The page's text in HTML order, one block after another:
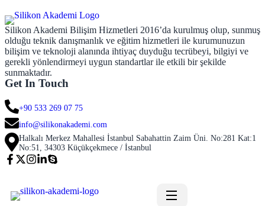
Silikon Akademi Bilişim Hizmetleri 2016’da kurulmuş olup, sunmuş
olduğu teknik danışmanlık ve eğitim hizmetleri ile kurumunuzun
bilişim ve teknoloji alanında ihtiyaç duyduğu tecrübeyi, bilgiyi ve
gerekli yönlendirmeyi uygun standartlar ile etkili bir şekilde
sunmaktadır.
Get In Touch
+90 533 269 07 75
info@silikonakademi.com
Halkalı Merkez Mahallesi İstanbul Sabahattin Zaim Üni. No:281 Kat:1
No:51, 34303 Küçükçekmece / İstanbul